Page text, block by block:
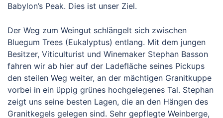
Babylon’s Peak. Dies ist unser Ziel.
Der Weg zum Weingut schlängelt sich zwischen
Bluegum Trees (Eukalyptus) entlang. Mit dem jungen
Besitzer, Viticulturist und Winemaker Stephan Basson
fahren wir ab hier auf der Ladefläche seines Pickups
den steilen Weg weiter, an der mächtigen Granitkuppe
vorbei in ein üppig grünes hochgelegenes Tal. Stephan
zeigt uns seine besten Lagen, die an den Hängen des
Granitkegels gelegen sind. Sehr gepflegte Weinberge,